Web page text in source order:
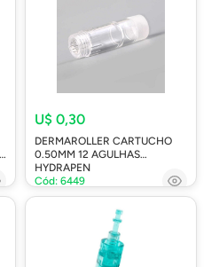
U$ 0,30
DERMAROLLER CARTUCHO
0.50MM 12 AGULHAS
HYDRAPEN
Cód: 6449